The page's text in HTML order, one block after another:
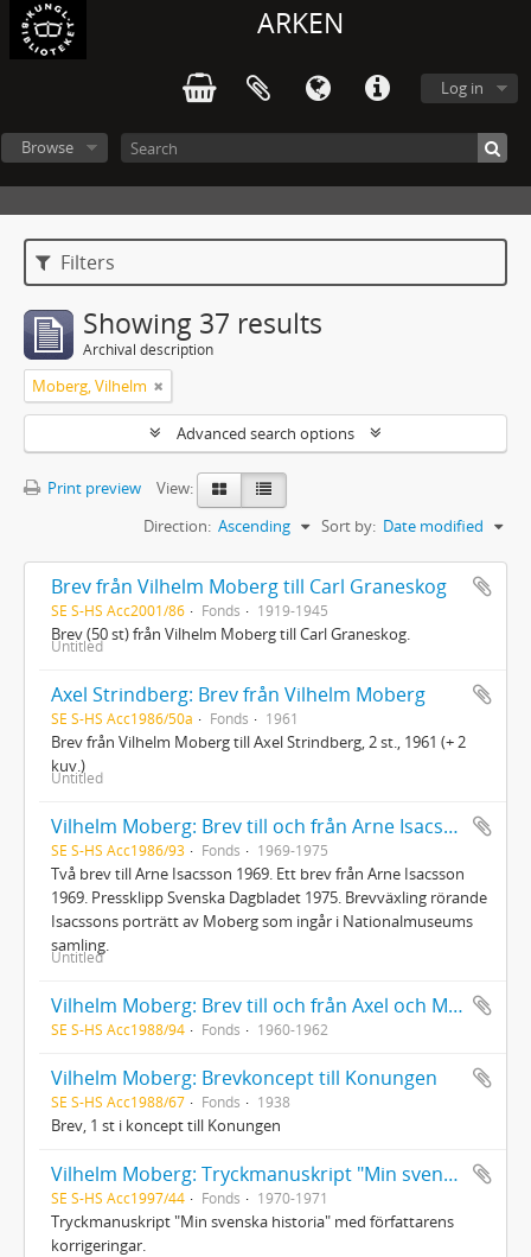
ARKEN
Log in
Browse
Filters
Showing 37 results
Archival description
Moberg, Vilhelm
Advanced search options
Print preview
View:
Sort by: Date modified
Direction: Ascending
Brev från Vilhelm Moberg till Carl Graneskog
SE S-HS Acc2001/86 Fonds 1919-1945
Brev (50 st) från Vilhelm Moberg till Carl Graneskog.
Untitled
Axel Strindberg: Brev från Vilhelm Moberg
SE S-HS Acc1986/50a Fonds 1961
Brev från Vilhelm Moberg till Axel Strindberg, 2 st., 1961 (+ 2
kuv.)
Untitled
Vilhelm Moberg: Brev till och från Arne Isacsson
SE S-HS Acc1986/93 Fonds 1969-1975
Två brev till Arne Isacsson 1969. Ett brev från Arne Isacsson
1969. Pressklipp Svenska Dagbladet 1975. Brevväxling rörande
Isacssons porträtt av Moberg som ingår i Nationalmuseums
samling.
Untitled
Vilhelm Moberg: Brev till och från Axel och Marguerite Wenner-Gren
SE S-HS Acc1988/94 Fonds 1960-1962
Vilhelm Moberg: Brevkoncept till Konungen
SE S-HS Acc1988/67 Fonds 1938
Brev, 1 st i koncept till Konungen
Vilhelm Moberg: Tryckmanuskript "Min svenska historia"
SE S-HS Acc1997/44 Fonds 1970-1971
Tryckmanuskript "Min svenska historia" med författarens
korrigeringar.